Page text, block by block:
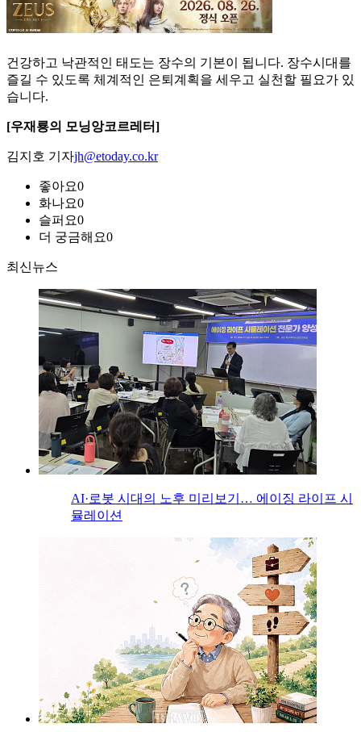
건강하고 낙관적인 태도는 장수의 기본이 됩니다. 장수시대를
즐길 수 있도록 체계적인 은퇴계획을 세우고 실천할 필요가 있
습니다.
[우재룡의 모닝앙코르레터]
김지호 기자jh@etoday.co.kr
좋아요0
화나요0
슬퍼요0
더 궁금해요0
최신뉴스
AI·로봇 시대의 노후 미리보기… 에이징 라이프 시
뮬레이션